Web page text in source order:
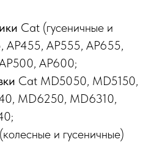
Cat (гусеничные и
AP455, AP555, AP655,
AP600;
Cat MD5050, MD5150,
MD6250, MD6310,
и гусеничные)